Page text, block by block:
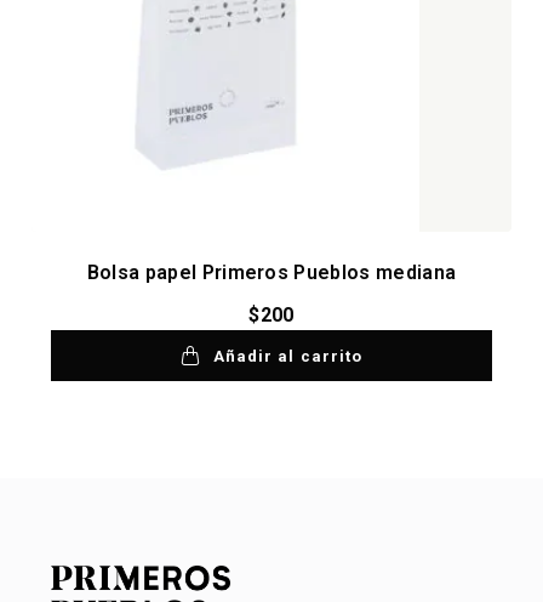
Bolsa papel Primeros Pueblos mediana
$200
Añadir al carrito